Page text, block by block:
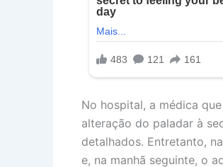
No hospital, a médica
alteração do paladar à
detalhados. Entretanto,
e, na manhã seguinte, o